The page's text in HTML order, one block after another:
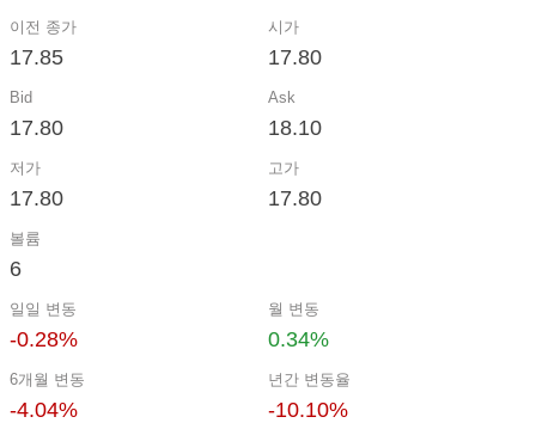
이전 종가
17.85
시가
17.80
Bid
17.80
Ask
18.10
저가
17.80
고가
17.80
볼륨
6
일일 변동
-0.28%
월 변동
0.34%
6개월 변동
-4.04%
년간 변동율
-10.10%